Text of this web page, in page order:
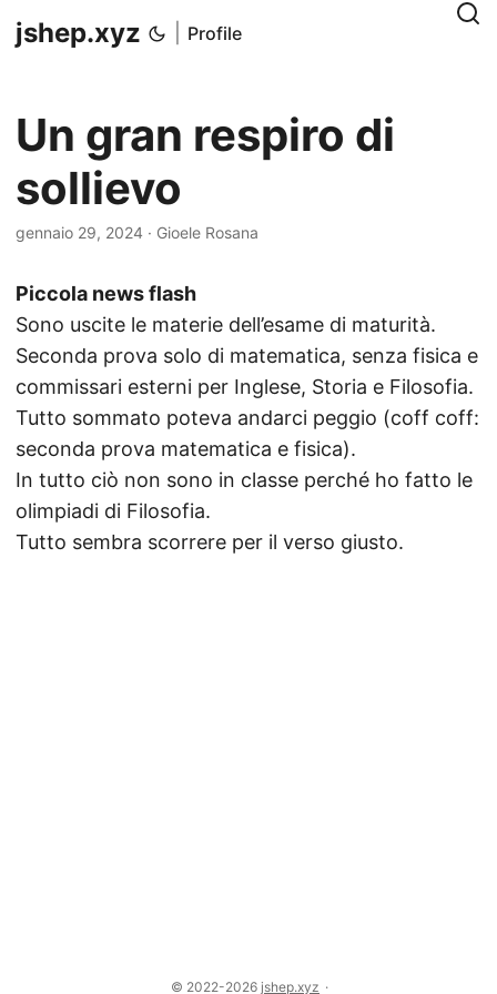
jshep.xyz Profile
Un gran respiro di
sollievo
gennaio 29, 2024 · Gioele Rosana
Piccola news flash
Sono uscite le materie dell’esame di maturità.
Seconda prova solo di matematica, senza fisica e
commissari esterni per Inglese, Storia e Filosofia.
Tutto sommato poteva andarci peggio (coff coff:
seconda prova matematica e fisica).
In tutto ciò non sono in classe perché ho fatto le
olimpiadi di Filosofia.
Tutto sembra scorrere per il verso giusto.
© 2022-2026 jshep.xyz ·